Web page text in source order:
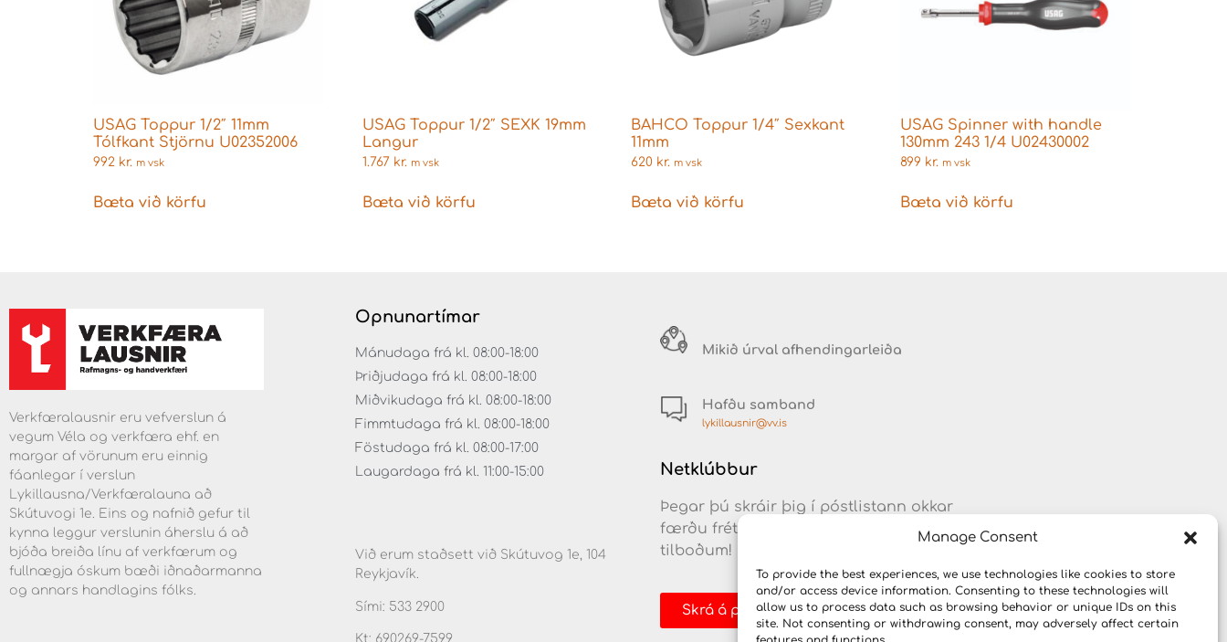
Manage Consent
To provide the best experiences, we use technologies like cookies to store
and/or access device information. Consenting to these technologies will
allow us to process data such as browsing behavior or unique IDs on this
site. Not consenting or withdrawing consent, may adversely affect certain
USAG Toppur 1/2″ 11mm
Tólfkant Stjörnu U02352006
992 kr. m vsk
Bæta við körfu
USAG Toppur 1/2″ SEXK 19mm
Langur
1.767 kr. m vsk
Bæta við körfu
BAHCO Toppur 1/4″ Sexkant
11mm
620 kr. m vsk
Bæta við körfu
USAG Spinner with handle
130mm 243 1/4 U02430002
899 kr. m vsk
Bæta við körfu
Verkfæralausnir eru vefverslun á
vegum Véla og verkfæra ehf. en
margar af vörunum eru einnig
fáanlegar í verslun
Lykillausna/Verkfæralauna að
Skútuvogi 1e. Eins og nafnið gefur til
kynna leggur verslunin áherslu á að
bjóða breiða línu af verkfærum og
fullnægja óskum bæði iðnaðarmanna
og annars handlagins fólks.
Opnunartímar
Mánudaga frá kl. 08:00-18:00
Þriðjudaga frá kl. 08:00-18:00
Miðvikudaga frá kl. 08:00-18:00
Fimmtudaga frá kl. 08:00-18:00
Föstudaga frá kl. 08:00-17:00
Laugardaga frá kl. 11:00-15:00
Við erum staðsett við Skútuvog 1e, 104
Reykjavík.
Sími: 533 2900
Kt: 690269-7599
Mikið úrval afhendingarleiða
Hafðu samband
lykillausnir@vv.is
Netklúbbur
Þegar þú skráir þig í póstlistann okkar
færðu fréttir af nýjum vörum og
tilboðum!
Skrá á póstlista